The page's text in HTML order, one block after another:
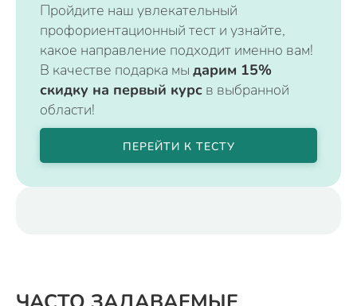
Пройдите наш увлекательный
профориентационный тест и узнайте,
какое направление подходит именно вам!
В качестве подарка мы дарим 15%
скидку на первый курс в выбранной
области!
ПЕРЕЙТИ К ТЕСТУ